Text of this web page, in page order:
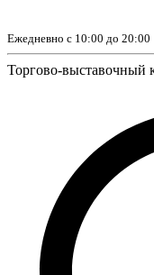
Ежедневно с 10:00 до 20:00
Торгово-выставочный